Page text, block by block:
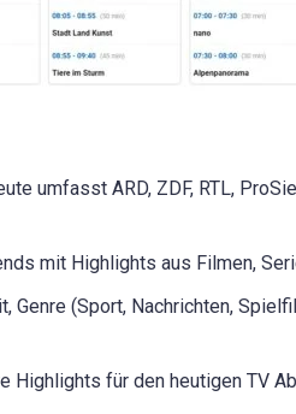
umfasst ARD, ZDF, RTL,
mit Highlights aus Filmen,
Genre (Sport, Nachrichten,
Highlights für den heutigen TV